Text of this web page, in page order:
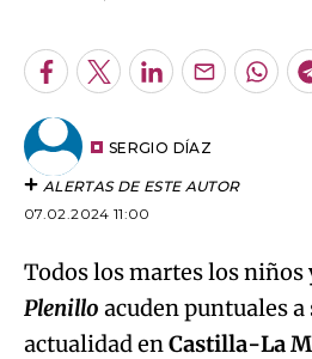
Facebook
TwitterLinkedInEnviar
SERGIO DÍAZ
ALERTAS DE ESTE AUTOR
07.02.2024 11:00
Todos los martes los niños
Plenillo acuden puntuales a
actualidad enCastilla-La